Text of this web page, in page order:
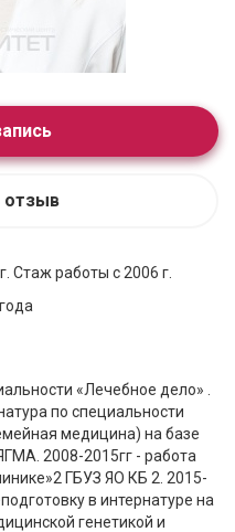
отзыв
Стаж работы с 2006 г.
«Лечебное дело» .
по специальности
медицина) на базе
2008-2015гг - работа
ГБУЗ ЯО КБ 2. 2015-
в интернатуре на
генетикой и